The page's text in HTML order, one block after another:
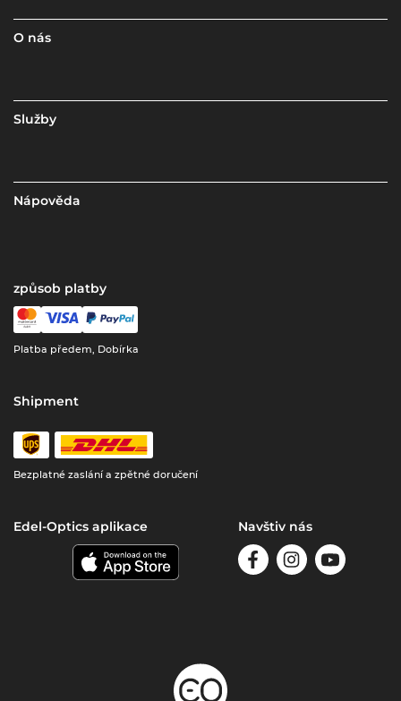
O nás
Služby
Nápověda
způsob platby
Platba předem, Dobírka
Shipment
Bezplatné zaslání a zpětné doručení
Edel-Optics aplikace Navštiv nás